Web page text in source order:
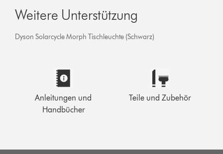
Weitere Unterstützung
Dyson Solarcycle Morph Tischleuchte (Schwarz)
Anleitungen und
Handbücher
Teile und Zubehör